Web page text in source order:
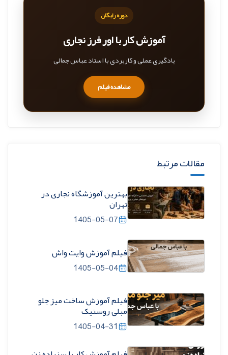
دوره رایگان
آموزش کار با اور فرز نجاری
یادگیری عملی و کاربردی با استاد عباس جمالی
مشاهده فیلم
مقالات مرتبط
بهترین آموزشگاه نجاری در
تهران
1405-05-07
فیلم آموزش وایت واش
1405-05-04
فیلم آموزش ساخت میز جلو
مبلی روستیک
1405-04-31